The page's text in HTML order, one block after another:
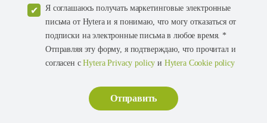
Я соглашаюсь получать маркетинговые электронные
письма от Hytera и я понимаю, что могу отказаться от
подписки на электронные письма в любое время. *
Отправляя эту форму, я подтверждаю, что прочитал и
согласен сHytera Privacy policy и Hytera Cookie policy